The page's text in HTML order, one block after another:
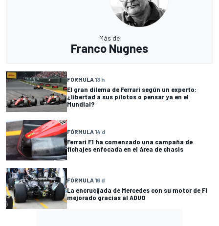
Más de
Franco Nugnes
FÓRMULA 13 h
El gran dilema de Ferrari según un experto:
¿libertad a sus pilotos o pensar ya en el
Mundial?
FÓRMULA 14 d
Ferrari F1 ha comenzado una campaña de
fichajes enfocada en el área de chasis
FÓRMULA 16 d
La encrucijada de Mercedes con su motor de F1
mejorado gracias al ADUO